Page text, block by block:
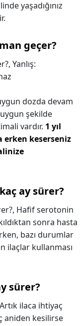
yaşadığınız
geçer?
Yanlış:
dozda devam
şekilde
vardır. 1 yıl
erken keserseniz
ay sürer?
Hafif serotonin
sonra hasta
bazı durumlar
ilaçlar kullanması
sürer?
Artık ilaca ihtiyaç
aniden kesilirse